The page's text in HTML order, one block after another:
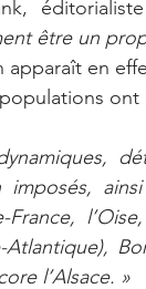
être un
apparaît en
ont
l’Alsace. »